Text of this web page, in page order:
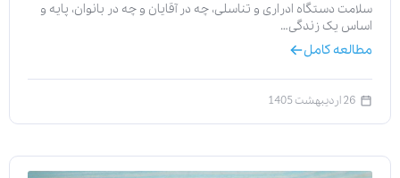
سلامت دستگاه ادراری و تناسلی، چه در آقایان و چه در بانوان، پایه و
اساس یک زندگی…
مطالعه کامل
26 اردیبهشت 1405